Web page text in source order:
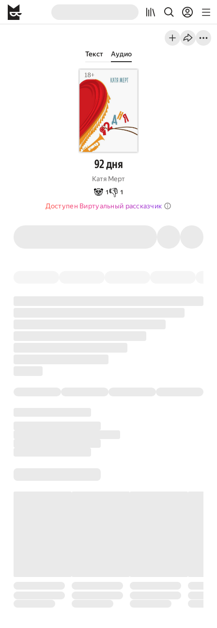
Текст Аудио
92 дня
Катя Мерт
🐼 1 👎 1
Доступен Виртуальный рассказчик